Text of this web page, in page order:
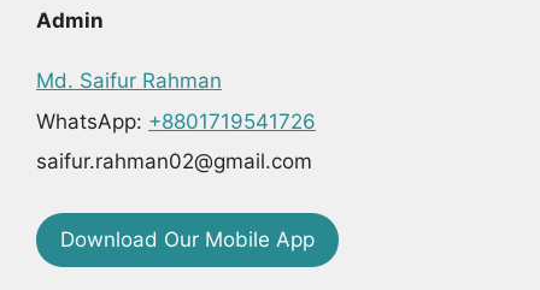
Admin
Md. Saifur Rahman
WhatsApp: +8801719541726
saifur.rahman02@gmail.com
Download Our Mobile App